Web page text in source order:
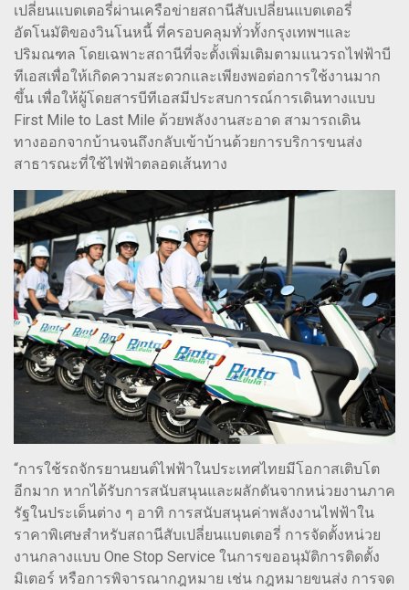
เปลี่ยนแบตเตอรี่ผ่านเครือข่ายสถานีสับเปลี่ยนแบตเตอรี่
อัตโนมัติของวินโนหนี้ ที่ครอบคลุมทั่วทั้งกรุงเทพฯและ
ปริมณฑล โดยเฉพาะสถานีที่จะตั้งเพิ่มเติมตามแนวรถไฟฟ้าบี
ทีเอสเพื่อให้เกิดความสะดวกและเพียงพอต่อการใช้งานมาก
ขึ้น เพื่อให้ผู้โดยสารบีทีเอสมีประสบการณ์การเดินทางแบบ
First Mile to Last Mile ด้วยพลังงานสะอาด สามารถเดิน
ทางออกจากบ้านจนถึงกลับเข้าบ้านด้วยการบริการขนส่ง
สาธารณะที่ใช้ไฟฟ้าตลอดเส้นทาง
“การใช้รถจักรยานยนต์ไฟฟ้าในประเทศไทยมีโอกาสเติบโต
อีกมาก หากได้รับการสนับสนุนและผลักดันจากหน่วยงานภาค
รัฐในประเด็นต่าง ๆ อาทิ การสนับสนุนค่าพลังงานไฟฟ้าใน
ราคาพิเศษสำหรับสถานีสับเปลี่ยนแบตเตอรี่ การจัดตั้งหน่วย
งานกลางแบบ One Stop Service ในการขออนุมัติการติดตั้ง
มิเตอร์ หรือการพิจารณากฎหมาย เช่น กฎหมายขนส่ง การจด